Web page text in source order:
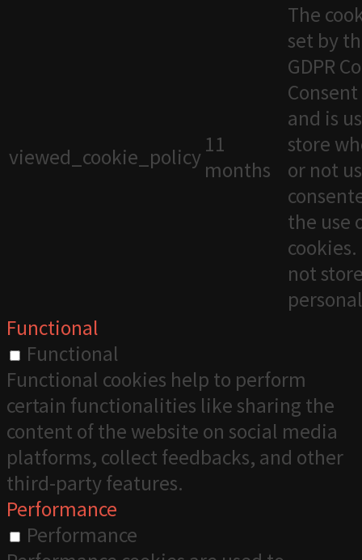
viewed_cookie_policy 11
months
The
set by
GDPR
and is
store
or not
the use
not
Functional
Functional
Functional cookies help to perform
certain functionalities like sharing the
content of the website on social media
platforms, collect feedbacks, and other
third-party features.
Performance
Performance